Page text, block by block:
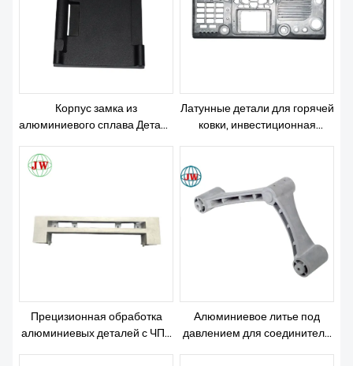
Корпус замка из
алюминиевого сплава Детали
Латунные детали для горячей
ковки, инвестиционная
Прецизионная обработка
алюминиевых деталей с ЧПУ
Алюминиевое литье под
давлением для соединителя